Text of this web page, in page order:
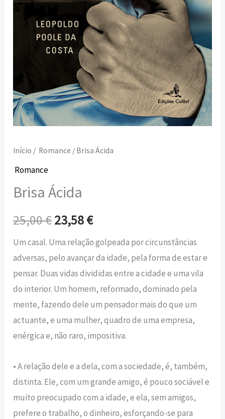
Início / Romance / Brisa Ácida
Romance
Brisa Ácida
25,00€23,58€
Um casal. Uma relação golpeada por circunstâncias
adversas, pelo avançar da idade, pela forma de estar e
pensar. Duas vidas divididas entre a cidade e uma vila
do interior. Um homem, reformado, dominado pela
mente, fazendo dele um pensador mais do que um
actuante, e uma mulher, quadro de uma empresa,
enérgica e, não raro, impositiva.
• A relação dele e a dela, com a sociedade, é, também,
distinta. Ele, com um grande amigo, é pouco sociável e
muito preocupado com a idade, e ela, sem amigos,
prefere o trabalho, o dinheiro, esforçando-se para